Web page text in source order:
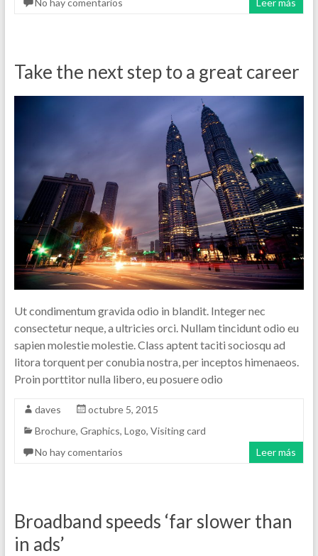
Take the next step to a great career
Ut condimentum gravida odio in blandit. Integer nec
consectetur neque, a ultricies orci. Nullam tincidunt odio eu
sapien molestie molestie. Class aptent taciti sociosqu ad
litora torquent per conubia nostra, per inceptos himenaeos.
Proin porttitor nulla libero, eu posuere odio
daves
octubre 5, 2015
Brochure, Graphics, Logo, Visiting card
No hay comentarios
Leer más
Broadband speeds ‘far slower than
in ads’